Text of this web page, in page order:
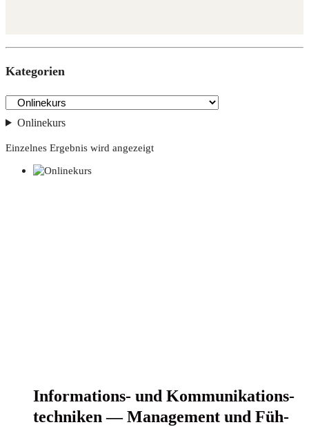
Kate­go­rien
Onlinekurs
Einzelnes Ergebnis wird angezeigt
Infor­ma­ti­ons- und Kom­mu­ni­ka­ti­ons­
tech­ni­ken — Manage­ment und Füh­